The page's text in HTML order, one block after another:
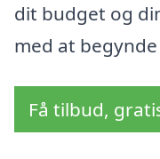
dit budget og
med at
Få tilbud,